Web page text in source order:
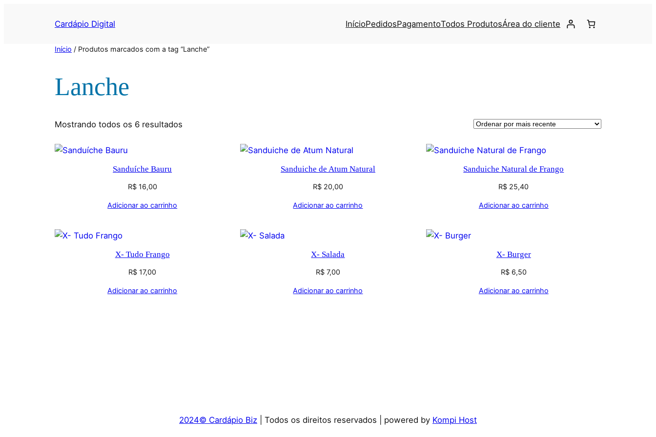
Cardápio Digital InícioPedidosPagamentoTodos ProdutosÁrea do cliente
Início / Produtos marcados com a tag “Lanche”
Lanche
Mostrando todos os 6 resultados
Sanduíche Bauru
R$16,00
Adicionar ao carrinho
Sanduiche de Atum Natural
R$20,00
Adicionar ao carrinho
Sanduiche Natural de Frango
R$ 25,40
Adicionar ao carrinho
X- Tudo Frango
R$ 17,00
Adicionar ao carrinho
X- Salada
R$7,00
Adicionar ao carrinho
X- Burger
R$6,50
Adicionar ao carrinho
2024© Cardápio Biz | Todos os direitos reservados | powered by Kompi Host